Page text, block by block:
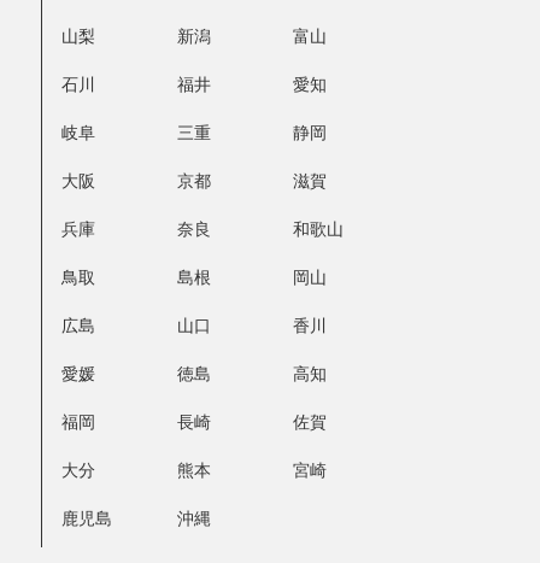
山梨 新潟 富山
石川 福井 愛知
岐阜 三重 静岡
大阪 京都 滋賀
兵庫 奈良 和歌山
鳥取 島根 岡山
広島 山口 香川
愛媛 徳島 高知
福岡 長崎 佐賀
大分 熊本 宮崎
鹿児島 沖縄